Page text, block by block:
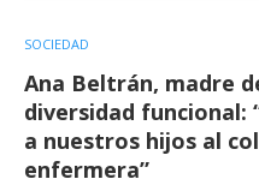
SOCIEDAD
Ana Beltrán, madre
diversidad funcional:
a nuestros hijos al
enfermera”